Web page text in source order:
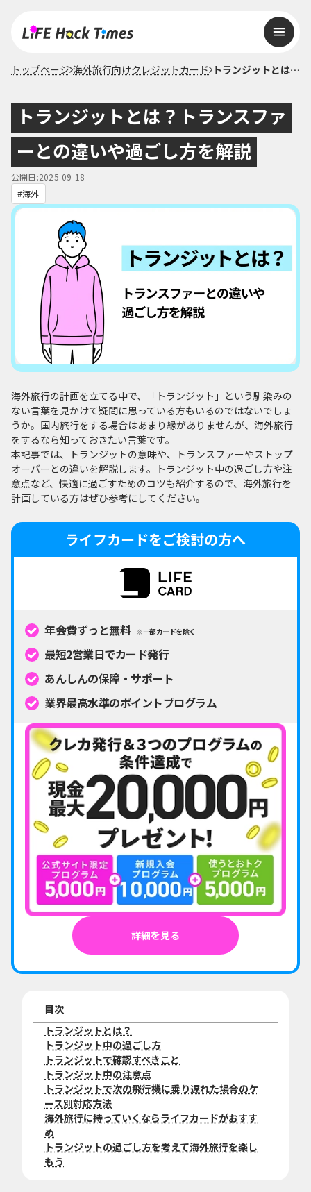
トップページ 海外旅行向けクレジットカード トランジットとは？トランスファーとの違いや過ごし方を解説
トランジットとは？トランスファ
ーとの違いや過ごし方を解説
公開日:2025-09-18
海外
海外旅行の計画を立てる中で、「トランジット」という馴染みの
ない言葉を見かけて疑問に思っている方もいるのではないでしょ
うか。国内旅行をする場合はあまり縁がありませんが、海外旅行
をするなら知っておきたい言葉です。
本記事では、トランジットの意味や、トランスファーやストップ
オーバーとの違いを解説します。トランジット中の過ごし方や注
意点など、快適に過ごすためのコツも紹介するので、海外旅行を
計画している方はぜひ参考にしてください。
ライフカードをご検討の方へ
年会費ずっと無料 ※一部カードを除く
最短2営業日でカード発行
あんしんの保障・サポート
業界最高水準のポイントプログラム
詳細を見る
目次
トランジットとは？
トランジット中の過ごし方
トランジットで確認すべきこと
トランジット中の注意点
トランジットで次の飛行機に乗り遅れた場合のケ
ース別対応方法
海外旅行に持っていくならライフカードがおすす
め
トランジットの過ごし方を考えて海外旅行を楽し
もう